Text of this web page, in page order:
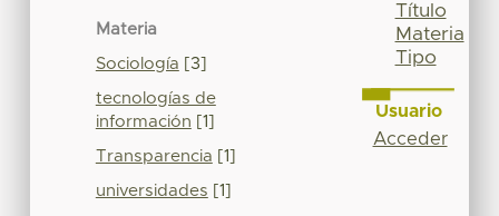
Materia
Sociología [3]
tecnologías de
información [1]
Transparencia [1]
universidades [1]
Título
Materia
Tipo
Usuario
Acceder